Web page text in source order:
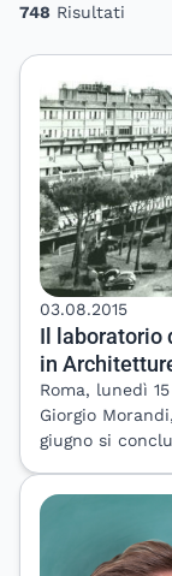
748 Risultati
Il laboratorio
in
03.08.2015
Roma, lunedì
Giorgio
giugno si
ciclo di lavoro
ATER di Tor
edizione,
laboratorio di